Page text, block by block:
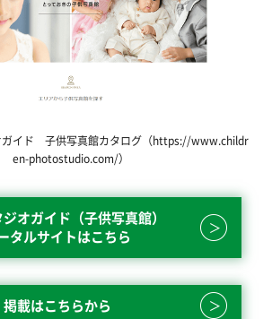
ガイド 子供写真館カタログ（https://www.childr
en-photostudio.com/）
オガイド（子供写真館）
タルサイトはこちら
掲載はこちらから